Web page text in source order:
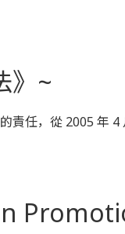
》~
責任，從 2005 年 4